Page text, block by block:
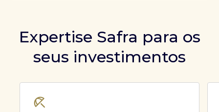
Expertise Safra para os
seus investimentos